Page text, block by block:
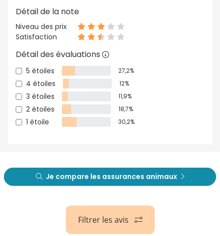
Détail de la note
Niveau des prix
Satisfaction
Détail des évaluations
5 étoiles 27,2%
4 étoiles 12%
3 étoiles 11,9%
2 étoiles 18,7%
1 étoile 30,2%
Je compare les assurances animaux
Filtrer les avis